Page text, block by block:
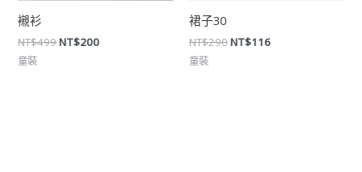
襯衫
NT$499NT$200
童裝
裙子30
NT$290NT$116
童裝